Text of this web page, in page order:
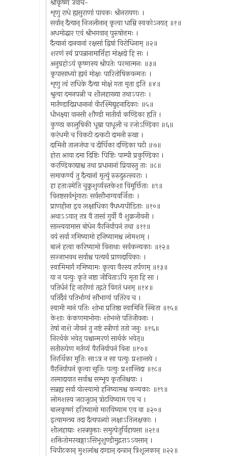
श्रीकृष्ण उवाच-
शृणु राधे ह्यसुराणां पावकः श्रीनरायणः ।
सर्वान् दैत्यान् निजलीनान् कृत्वा धाम्नि स्वकोऽनयत् ॥१॥
अधमोद्धार एवं श्रीभगवान् पुरुषोत्तमः ।
दैत्यानां दानवानां रक्षसां द्विषां विरोधिनाम् ॥२॥
शरणं स्वं प्रपन्नानामार्त्तिहा मोक्षदो हि सः ।
अनुग्रहोऽयं कृष्णस्य श्रीपतेः परमात्मनः ॥३॥
कृपासाध्यो ह्ययं मोक्षः पारितोषिकवन्मतः ।
शृणु त्वं राधिके दैत्या मोक्षं गता मृता इति ॥४॥
श्रुत्वा दमनपत्नी च शीलहाख्या तथाऽपराः ।
मार्तण्डादिप्रधानानां वीरश्मिद्युहनादिकाः ॥५॥
धीभक्ष्या वानसी शौण्डी मातीर्या कण्डिका हृति ।
कुण्ठा कालुषिकी धूम्रा पाधूली च रजोऽण्डिका ॥६॥
करंधमी च विकटी दत्कटी दामनी रुखा ।
दामिनी तालजंघा च दीर्घिका दण्डिका घटी ॥७॥
होरा आया दमा दिष्टिः पिष्टिः पाम्पी प्रकुण्डिका ।
करण्डिकाद्याश्च तथा प्रधानानां प्रियास्तु ताः ॥८॥
समाकर्ण्य तु दैत्यानां मृत्युं रुरुदुरुत्स्वराः ।
हा हताःस्मेति चुक्रुशुर्व्यस्तकेशा विमूर्छिताः ॥९॥
विनष्टसर्वशृंगाराः सर्वसौभाग्यवर्जिताः ।
प्राणहीना इव लक्षाधिका वैधध्यपीडिताः ॥१०॥
अथाऽऽयात् तत्र वै तासां गुर्वी वै शुक्रजीवनी ।
सान्त्वयामास बोधेन वैरनिर्यापनं तथा ॥११॥
वयं सर्वा गमिष्यामो हनिष्यामश्च लोमशम् ।
बालं हत्वा करिष्यामो विनाथाः सर्वकन्यकाः ॥१२॥
सज्जाभवथ सर्वाश्च पत्यर्थं प्राणदायिकाः ।
स्वामिमार्गं गमिष्यामः कृत्वा वैरस्य तर्पणम् ॥१३॥
या न पत्युः कृते नष्टा जीविताऽपि मृता हि सा ।
पतिर्धनं हि नारीणां तद्गते विगतं धनम् ॥१४॥
पतिर्दैवं पतिर्भाग्यं सौभाग्यं पतिरेव च ।
स्वामी मानं पतिः शोभा प्रतिष्ठा स्वामिनि स्थिता ॥१५॥
केशाः कंकणमाभोगाः शोभन्ते पतिजीवनाः ।
तेषां नाशे जीवनं तु नष्टं स्त्रीणां ततो जनुः ॥१६॥
निरर्थकं भवेत् पश्चान्मरणं सार्थकं भवेत्॥
सतीरूपेण मर्तव्यं वैरनिर्यापनं विना ॥१७॥
निरर्थिका मृतिः साऽत्र न सा पत्युः प्रशान्तये ।
वैरनिर्यापनं कृत्वा सृतिः पत्युः प्रशान्तिदा ॥१८॥
तस्मादायात सर्वाश्च सम्भूय कृतनिश्चयाः ।
सन्नह्य सर्वा योत्स्यामो हनिष्यामश्च कन्यकाः ॥१९॥
लोमशस्य जटाजूटान् त्रोटयिष्याम एव च ।
बालकृष्णं हरिष्यामो मारयिष्याम एव वा ॥२०॥
इत्यामन्त्र्य तदा दैत्यपत्न्यो लक्षाऽतिलक्षकाः ।
शीलहाद्याः शस्त्रयुक्ताः समुत्पेतुर्विहायसा ॥२१॥
शक्तितोमरखङ्गाऽसिभूशुण्डीमुद्गराऽऽयसान् ।
चिपीटकान् मुशलांश्च दण्डान् दन्त्रान् त्रिशूलकान् ॥२२॥